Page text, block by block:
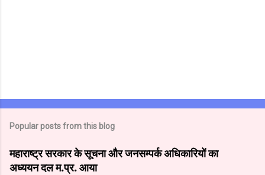
Popular posts from this blog
महाराष्ट्र सरकार के सूचना और जनसम्पर्क अधिकारियों का
अध्ययन दल म.प्र. आया